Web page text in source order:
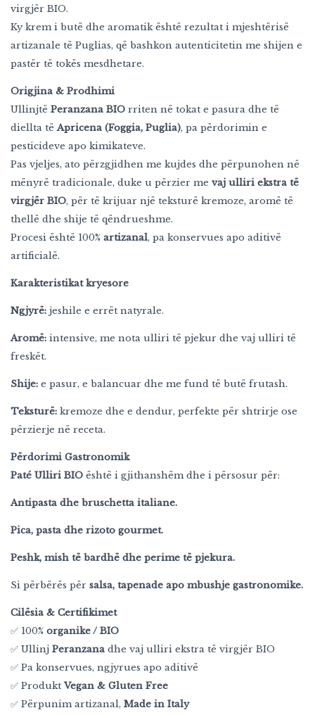
virgjër BIO.
Ky krem i butë dhe aromatik është rezultat i mjeshtërisë
artizanale të Puglias, që bashkon autenticitetin me shijen e
pastër të tokës mesdhetare.
Origjina & Prodhimi
Ullinjtë Peranzana BIO rriten në tokat e pasura dhe të
diellta tëApricena (Foggia, Puglia), pa përdorimin e
pesticideve apo kimikateve.
Pas vjeljes, ato përzgjidhen me kujdes dhe përpunohen në
mënyrë tradicionale, duke u përzier me vaj ulliri ekstra të
virgjër BIO, për të krijuar një teksturë kremoze, aromë të
thellë dhe shije të qëndrueshme.
Procesi është 100% artizanal, pa konservues apo aditivë
artificialë.
Karakteristikat kryesore
Ngjyrë: jeshile e errët natyrale.
Aromë: intensive, me nota ulliri të pjekur dhe vaj ulliri të
freskët.
Shije: e pasur, e balancuar dhe me fund të butë frutash.
Teksturë: kremoze dhe e dendur, perfekte për shtrirje ose
përzierje në receta.
Përdorimi Gastronomik
Paté Ulliri BIO është i gjithanshëm dhe i përsosur për:
Antipasta dhe bruschetta italiane.
Pica, pasta dhe rizoto gourmet.
Peshk, mish të bardhë dhe perime të pjekura.
Si përbërës për salsa, tapenade apo mbushje gastronomike.
Cilësia & Certifikimet
✅ 100% organike / BIO
✅ Ullinj Peranzana dhe vaj ulliri ekstra të virgjër BIO
✅ Pa konservues, ngjyrues apo aditivë
✅ ProduktVegan & Gluten Free
✅ Përpunim artizanal, Made in Italy